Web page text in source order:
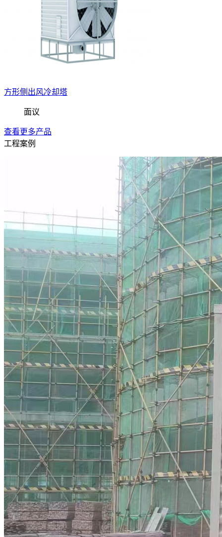
方形侧出风冷却塔
面议
查看更多产品
工程案例